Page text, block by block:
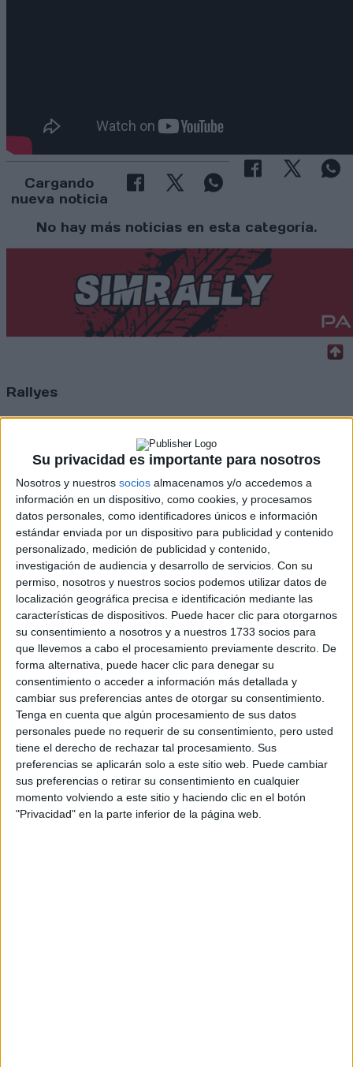
Su privacidad es importante para nosotros
Nosotros y nuestros socios almacenamos y/o accedemos a
información en un dispositivo, como cookies, y procesamos
datos personales, como identificadores únicos e información
estándar enviada por un dispositivo para publicidad y contenido
personalizado, medición de publicidad y contenido,
investigación de audiencia y desarrollo de servicios. Con su
permiso, nosotros y nuestros socios podemos utilizar datos de
localización geográfica precisa e identificación mediante las
características de dispositivos. Puede hacer clic para otorgarnos
su consentimiento a nosotros y a nuestros 1733 socios para
que llevemos a cabo el procesamiento previamente descrito. De
forma alternativa, puede hacer clic para denegar su
consentimiento o acceder a información más detallada y
cambiar sus preferencias antes de otorgar su consentimiento.
Tenga en cuenta que algún procesamiento de sus datos
personales puede no requerir de su consentimiento, pero usted
tiene el derecho de rechazar tal procesamiento. Sus
preferencias se aplicarán solo a este sitio web. Puede cambiar
sus preferencias o retirar su consentimiento en cualquier
momento volviendo a este sitio y haciendo clic en el botón
"Privacidad" en la parte inferior de la página web.
Cargando
nueva noticia
No hay más noticias en esta categoría.
Rallyes
WRC
ERC
CERA
CERT
Internacionales
Campeonatos Autonómicos
Históricos
Dakar
RallyCross
Circuitos
Fórmula E
F2 / F3 / F4
Resistencia
Indycar
Otros
Producto
Producto
Web pensada para poder ofrecer diferentes
productos propios y ajenos para que los